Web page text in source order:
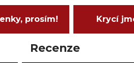
prosím! Krycí
Recenze